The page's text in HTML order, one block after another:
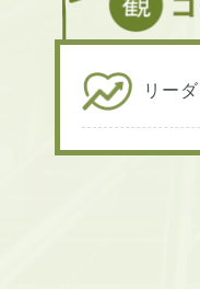
リー